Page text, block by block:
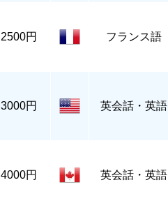
2500円 フランス語
3000円 英会話・英語
4000円 英会話・英語